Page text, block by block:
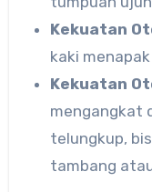
Kekuatan
kaki
Kekuatan
mengangkat
telungkup,
tambang